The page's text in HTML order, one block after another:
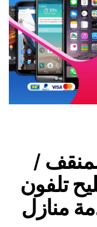
/
تصليح تلفون
منازل